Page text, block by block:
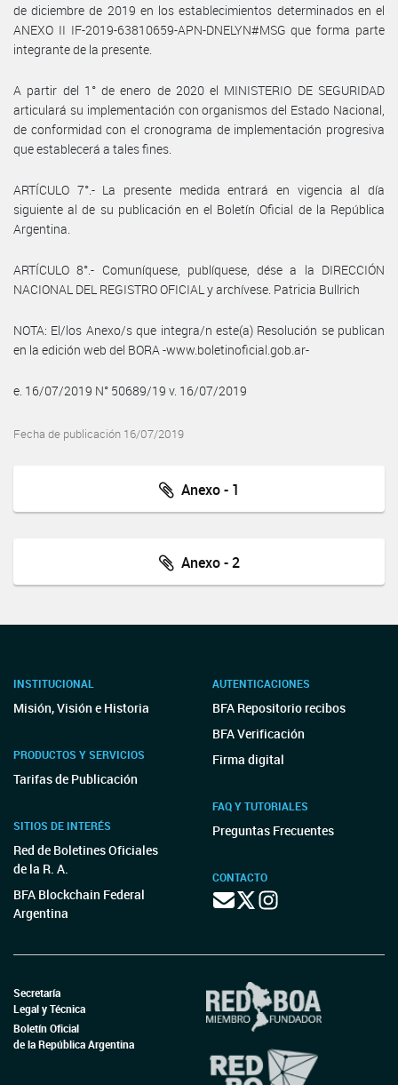
de diciembre de 2019 en los establecimientos determinados en el
ANEXO II IF-2019-63810659-APN-DNELYN#MSG que forma parte
integrante de la presente.
A partir del 1° de enero de 2020 el MINISTERIO DE SEGURIDAD
articulará su implementación con organismos del Estado Nacional,
de conformidad con el cronograma de implementación progresiva
que establecerá a tales fines.
ARTÍCULO 7°.- La presente medida entrará en vigencia al día
siguiente al de su publicación en el Boletín Oficial de la República
Argentina.
ARTÍCULO 8°.- Comuníquese, publíquese, dése a la DIRECCIÓN
NACIONAL DEL REGISTRO OFICIAL y archívese. Patricia Bullrich
NOTA: El/los Anexo/s que integra/n este(a) Resolución se publican
en la edición web del BORA -www.boletinoficial.gob.ar-
e. 16/07/2019 N° 50689/19 v. 16/07/2019
Fecha de publicación 16/07/2019
Anexo - 1
Anexo - 2
INSTITUCIONAL
Misión, Visión e Historia
PRODUCTOS Y SERVICIOS
Tarifas de Publicación
SITIOS DE INTERÉS
Red de Boletines Oficiales
de la R. A.
BFA Blockchain Federal
Argentina
AUTENTICACIONES
BFA Repositorio recibos
BFA Verificación
Firma digital
FAQ Y TUTORIALES
Preguntas Frecuentes
CONTACTO
Secretaría
Legal y Técnica
Boletín Oficial
de la República Argentina